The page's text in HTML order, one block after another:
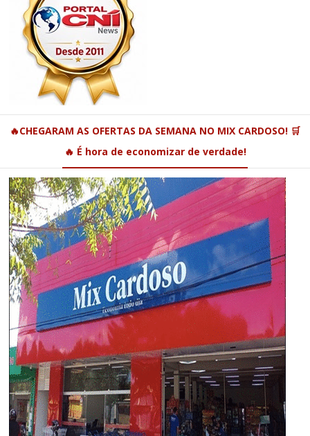
🔥CHEGARAM AS OFERTAS DA SEMANA NO MIX CARDOSO! 🛒
🔥 É hora de economizar de verdade!